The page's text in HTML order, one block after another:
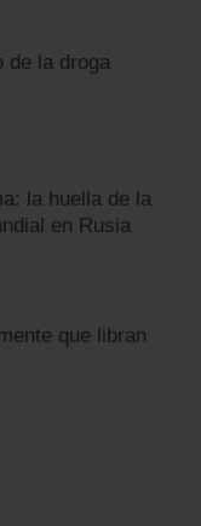
de la droga
la huella de la
en Rusia
que libran